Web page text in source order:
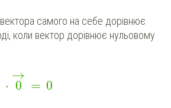
самого на себе дорівнює
коли вектор дорівнює нульовому
⋅ 0
→
= 0